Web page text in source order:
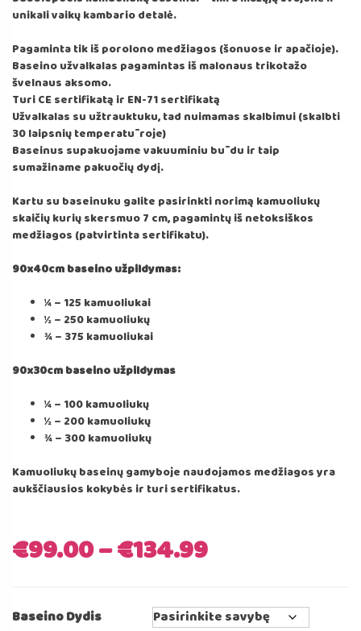
unikali vaikų kambario detalė.
Pagaminta tik iš porolono medžiagos (šonuose ir apačioje).
Baseino užvalkalas pagamintas iš malonaus trikotažo
švelnaus aksomo.
Turi CE sertifikatą ir EN-71 sertifikatą
Užvalkalas su užtrauktuku, tad nuimamas skalbimui (skalbti
30 laipsnių temperatūroje)
Baseinus supakuojame vakuuminiu būdu ir taip
sumažiname pakuočių dydį.
Kartu su baseinuku galite pasirinkti norimą kamuoliukų
skaičių kurių skersmuo 7 cm, pagamintų iš netoksiškos
medžiagos (patvirtinta sertifikatu).
90x40cm baseino užpildymas:
¼ – 125 kamuoliukai
½ – 250 kamuoliukų
¾ – 375 kamuoliukai
90x30cm baseino užpildymas
¼ – 100 kamuoliukų
½ – 200 kamuoliukų
¾ – 300 kamuoliukų
Kamuoliukų baseinų gamyboje naudojamos medžiagos yra
aukščiausios kokybės ir turi sertifikatus.
€99.00–€134.99
Baseino Dydis